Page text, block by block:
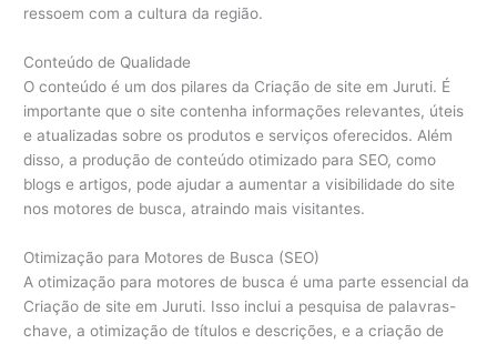
ressoem com a cultura da região.
Conteúdo de Qualidade
O conteúdo é um dos pilares da Criação de site em Juruti. É
importante que o site contenha informações relevantes, úteis
e atualizadas sobre os produtos e serviços oferecidos. Além
disso, a produção de conteúdo otimizado para SEO, como
blogs e artigos, pode ajudar a aumentar a visibilidade do site
nos motores de busca, atraindo mais visitantes.
Otimização para Motores de Busca (SEO)
A otimização para motores de busca é uma parte essencial da
Criação de site em Juruti. Isso inclui a pesquisa de palavras-
chave, a otimização de títulos e descrições, e a criação de